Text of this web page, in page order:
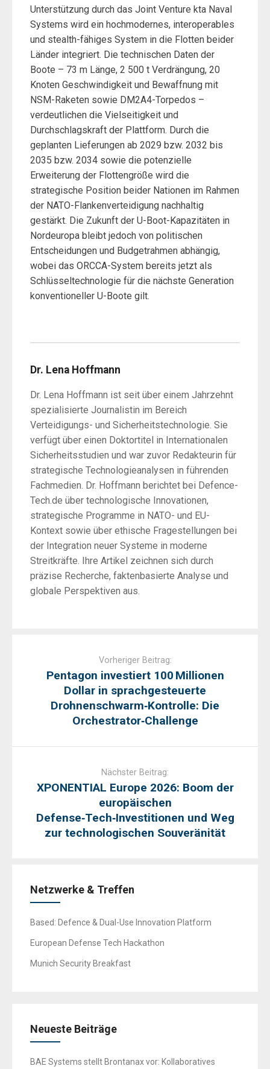
Unterstützung durch das Joint Venture kta Naval
Systems wird ein hochmodernes, interoperables
und stealth-fähiges System in die Flotten beider
Länder integriert. Die technischen Daten der
Boote – 73 m Länge, 2 500 t Verdrängung, 20
Knoten Geschwindigkeit und Bewaffnung mit
NSM-Raketen sowie DM2A4-Torpedos –
verdeutlichen die Vielseitigkeit und
Durchschlagskraft der Plattform. Durch die
geplanten Lieferungen ab 2029 bzw. 2032 bis
2035 bzw. 2034 sowie die potenzielle
Erweiterung der Flottengröße wird die
strategische Position beider Nationen im Rahmen
der NATO-Flankenverteidigung nachhaltig
gestärkt. Die Zukunft der U-Boot-Kapazitäten in
Nordeuropa bleibt jedoch von politischen
Entscheidungen und Budgetrahmen abhängig,
wobei das ORCCA-System bereits jetzt als
Schlüsseltechnologie für die nächste Generation
konventioneller U-Boote gilt.
Dr. Lena Hoffmann
Dr. Lena Hoffmann ist seit über einem Jahrzehnt
spezialisierte Journalistin im Bereich
Verteidigungs- und Sicherheitstechnologie. Sie
verfügt über einen Doktortitel in Internationalen
Sicherheitsstudien und war zuvor Redakteurin für
strategische Technologieanalysen in führenden
Fachmedien. Dr. Hoffmann berichtet bei Defence-
Tech.de über technologische Innovationen,
strategische Programme in NATO- und EU-
Kontext sowie über ethische Fragestellungen bei
der Integration neuer Systeme in moderne
Streitkräfte. Ihre Artikel zeichnen sich durch
präzise Recherche, faktenbasierte Analyse und
globale Perspektiven aus.
Vorheriger Beitrag:
Pentagon investiert 100 Millionen
Dollar in sprachgesteuerte
Drohnenschwarm‑Kontrolle: Die
Orchestrator‑Challenge
Nächster Beitrag:
XPONENTIAL Europe 2026: Boom der
europäischen
Defense‑Tech‑Investitionen und Weg
zur technologischen Souveränität
Netzwerke & Treffen
Based: Defence & Dual-Use Innovation Platform
European Defense Tech Hackathon
Munich Security Breakfast
Neueste Beiträge
BAE Systems stellt Brontanax vor: Kollaboratives